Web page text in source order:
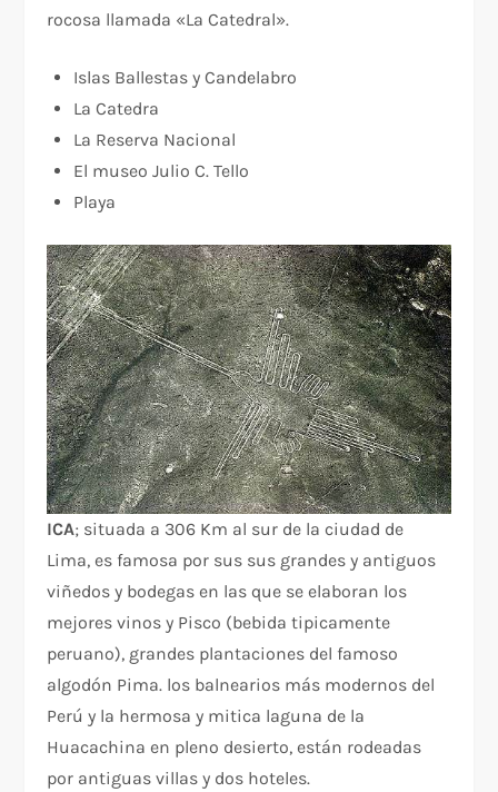
rocosa llamada «La Catedral».
Islas Ballestas y Candelabro
La Catedra
La Reserva Nacional
El museo Julio C. Tello
Playa
ICA; situada a 306 Km al sur de la ciudad de
Lima, es famosa por sus sus grandes y antiguos
viñedos y bodegas en las que se elaboran los
mejores vinos y Pisco (bebida tipicamente
peruano), grandes plantaciones del famoso
algodón Pima. los balnearios más modernos del
Perú y la hermosa y mitica laguna de la
Huacachina en pleno desierto, están rodeadas
por antiguas villas y dos hoteles.